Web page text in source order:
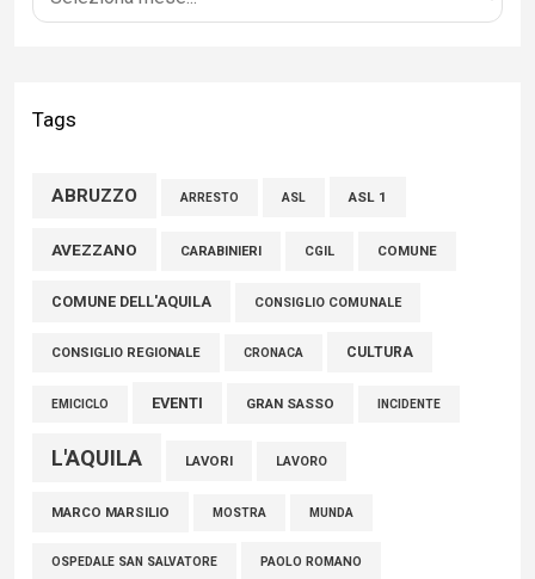
Tags
ABRUZZO ARRESTO ASL ASL 1
AVEZZANO CARABINIERI CGIL COMUNE
COMUNE DELL'AQUILA CONSIGLIO COMUNALE
CONSIGLIO REGIONALE CRONACA CULTURA
EMICICLO EVENTI GRAN SASSO INCIDENTE
L'AQUILA LAVORI LAVORO
MARCO MARSILIO MOSTRA MUNDA
OSPEDALE SAN SALVATORE PAOLO ROMANO